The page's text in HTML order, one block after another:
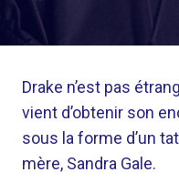
Drake n’est pas
vient d’obtenir son
sous la forme d’un
mère, Sandra Gale.